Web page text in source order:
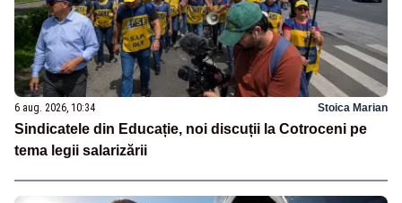
6 aug. 2026, 10:34 Stoica Marian
Sindicatele din Educație, noi discuții la Cotroceni pe
tema legii salarizării